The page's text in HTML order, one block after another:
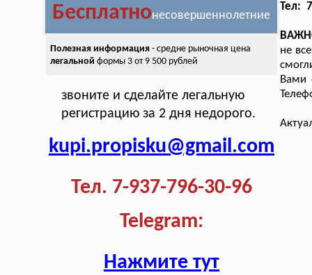
Бесплатнонесовершеннолетние
Полезная информация - средне рыночная цена
легальной формы 3 от 9 500 рублей
звоните и сделайте легальную
регистрацию за 2 дня недорого.
kupi.propisku@gmail.com
Тел. 7-937-796-30-96
Telegram:
Нажмите тут
Тел:
не
Вами